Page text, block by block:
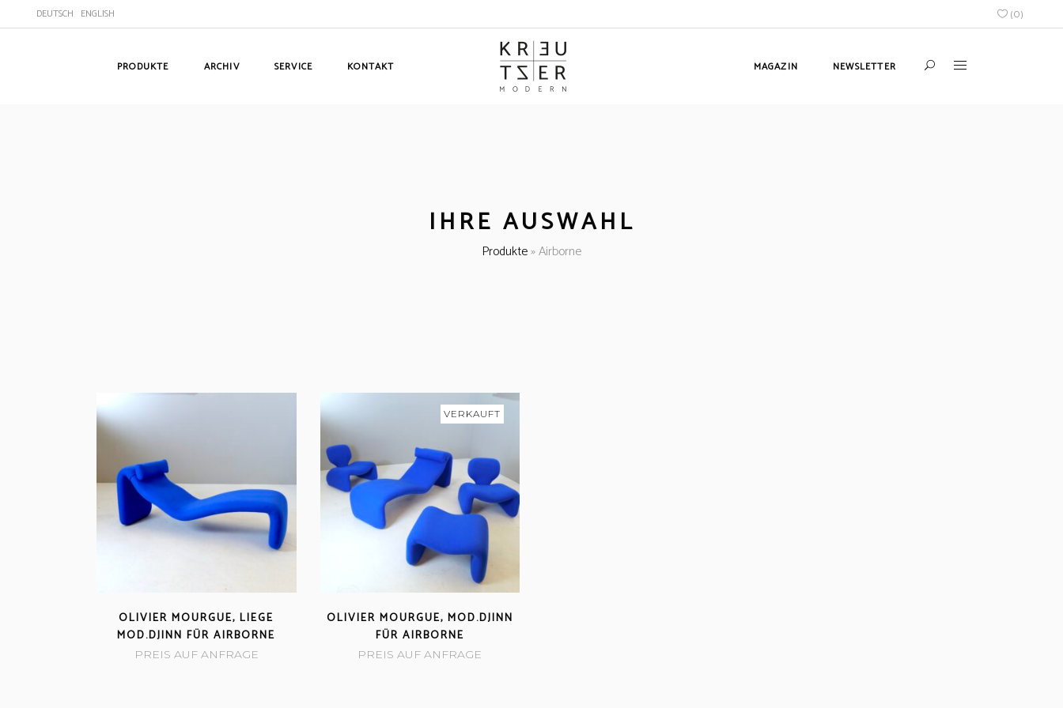
DEUTSCH ENGLISH (0)
PRODUKTE ARCHIV SERVICE KONTAKT MAGAZIN NEWSLETTER
IHRE AUSWAHL
Produkte»Airborne
OLIVIER MOURGUE, LIEGE
MOD.DJINN FÜR AIRBORNE
PREIS AUF ANFRAGE
VERKAUFT
OLIVIER MOURGUE, MOD.DJINN
FÜR AIRBORNE
PREIS AUF ANFRAGE